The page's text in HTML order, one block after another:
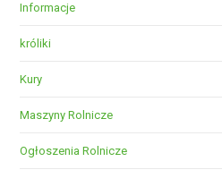
Informacje
króliki
Kury
Maszyny Rolnicze
Ogłoszenia Rolnicze